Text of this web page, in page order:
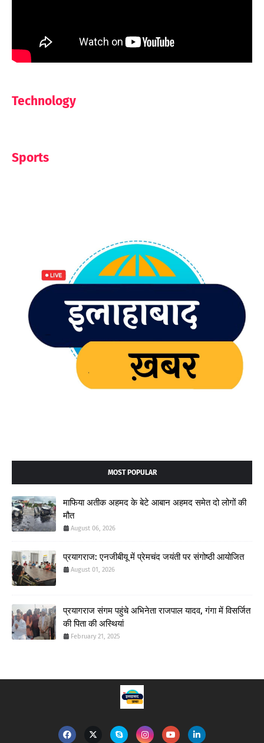
Technology
Sports
MOST POPULAR
माफिया अतीक अहमद के बेटे आबान अहमद समेत दो लोगों की
मौत
August 06, 2026
प्रयागराज: एनजीबीयू में प्रेमचंद जयंती पर संगोष्ठी आयोजित
August 01, 2026
प्रयागराज संगम पहुंचे अभिनेता राजपाल यादव, गंगा में विसर्जित
की पिता की अस्थियां
February 21, 2025